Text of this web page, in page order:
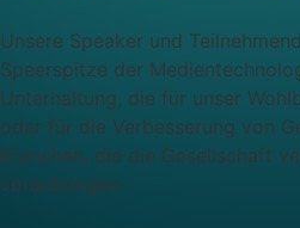
Unsere Speaker und
Speerspitze der
Unterhaltung, die für unser
oder für die Verbesserung von
Branchen, die die Gesellschaft
voranbringen.